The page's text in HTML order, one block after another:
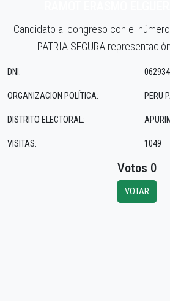
Candidato al congreso con el
PATRIA SEGURA
DNI:
ORGANIZACION POLÍTICA:
DISTRITO ELECTORAL:
VISITAS:
PERU
1049
Votos 0
VOTAR